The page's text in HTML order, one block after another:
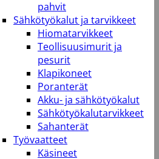
pahvit
Sähkötyökalut ja tarvikkeet
Hiomatarvikkeet
Teollisuusimurit ja
pesurit
Klapikoneet
Poranterät
Akku- ja sähkötyökalut
Sähkötyökalutarvikkeet
Sahanterät
Työvaatteet
Käsineet